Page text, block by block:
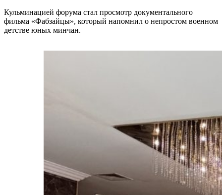
Кульминацией форума стал просмотр документального
фильма «Фабзайцы», который напомнил о непростом военном
детстве юных минчан.